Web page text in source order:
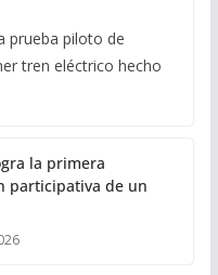
prueba piloto de
tren eléctrico hecho
la primera
participativa de un